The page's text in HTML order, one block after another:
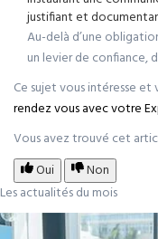
justifiant et
Au-delà d’une
un levier de confiance,
Ce sujet vous intéresse et
rendez vous avec votre
Vous avez trouvé cet
Oui
Non
Les actualités du mois